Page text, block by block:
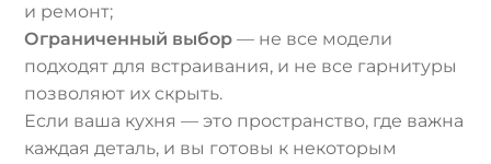
и ремонт;
Ограниченный выбор — не все модели
подходят для встраивания, и не все гарнитуры
позволяют их скрыть.
Если ваша кухня — это пространство, где важна
каждая деталь, и вы готовы к некоторым